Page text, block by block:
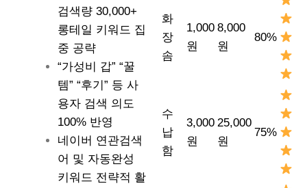
검색량 30,000+
롱테일 키워드 집
중 공략
“가성비 갑” “꿀
템” “후기” 등 사
용자 검색 의도
100% 반영
네이버 연관검색
어 및 자동완성
키워드 전략적 활
화
장
솜
1,000
원
8,000
원
80%
수
납
함
3,000
원
25,000
원
75%